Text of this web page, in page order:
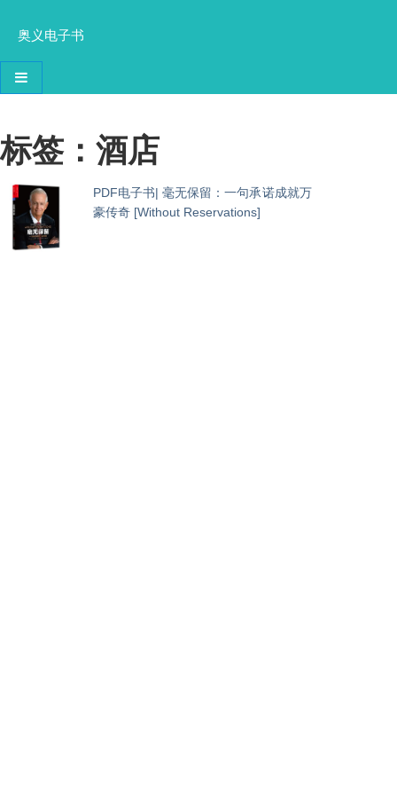
奥义电子书
导航切换
标签：酒店
PDF电子书| 毫无保留：一句承诺成就万
豪传奇 [Without Reservations]